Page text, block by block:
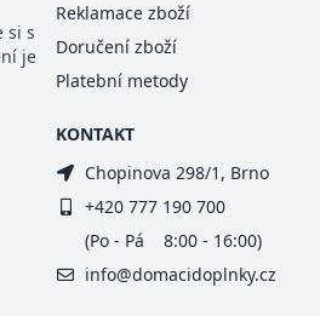
si s
je
Reklamace zboží
Doručení zboží
Platební metody
KONTAKT
Chopinova 298/1, Brno
+420 777 190 700
(Po - Pá 8:00 - 16:00)
info@domacidoplnky.cz